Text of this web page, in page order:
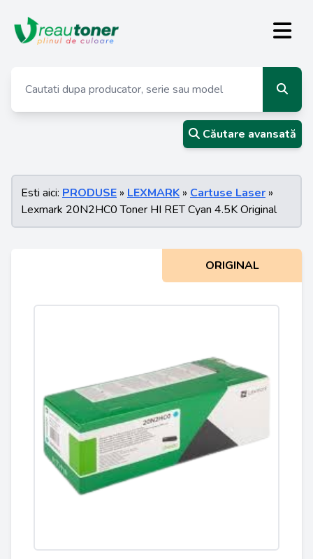
Căutare avansată
Esti aici: PRODUSE » LEXMARK » Cartuse Laser »
Lexmark 20N2HC0 Toner HI RET Cyan 4.5K Original
ORIGINAL